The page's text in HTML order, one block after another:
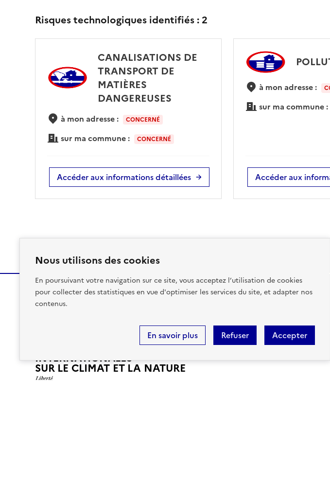
Nous utilisons des cookies
En poursuivant votre navigation sur ce site, vous acceptez l’utilisation de cookies
pour collecter des statistiques en vue d'optimiser les services du site, et adapter nos
contenus.
Accepter
Refuser
En savoir plus
Risques technologiques identifiés : 2
CANALISATIONS DE
TRANSPORT DE
MATIÈRES
DANGEREUSES
à mon adresse : CONCERNÉ
sur ma commune : CONCERNÉ
Accéder aux informations détaillées
à mon adresse :
sur ma commune :
Accéder aux
MINISTÈRE
ET DES NÉGOCIATIONS
INTERNATIONALES
SUR LE CLIMAT ET LA NATUREL